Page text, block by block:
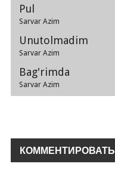
Pul
Sarvar Azim
Unutolmadim
Sarvar Azim
Bag'rimda
Sarvar Azim
КОММЕНТИРОВАТЬ